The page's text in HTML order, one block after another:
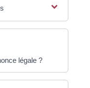
légale ?